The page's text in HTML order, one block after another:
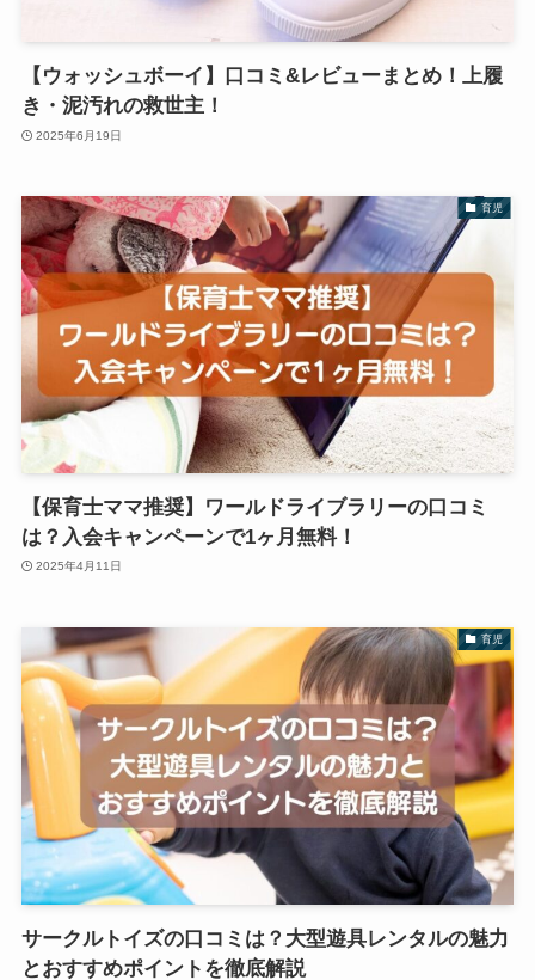
【ウォッシュボーイ】口コミ&レビューまとめ！上履
き・泥汚れの救世主！
2025年6月19日
育児
【保育士ママ推奨】ワールドライブラリーの口コミ
は？入会キャンペーンで1ヶ月無料！
2025年4月11日
育児
サークルトイズの口コミは？大型遊具レンタルの魅力
とおすすめポイントを徹底解説